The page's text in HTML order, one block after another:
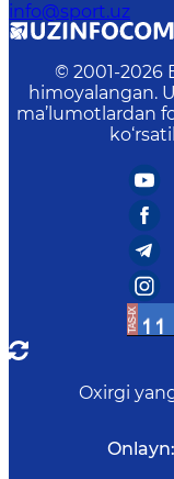
info@sport.uz
© 2001-2026
himoyalangan.
ma’lumotlardan
Oxirgi
Onlayn: